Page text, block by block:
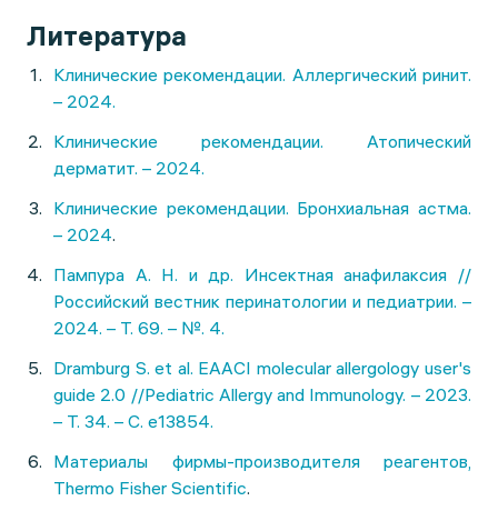
Литература
Клинические рекомендации. Аллергический ринит.
– 2024.
Клинические рекомендации. Атопический
дерматит. – 2024.
Клинические рекомендации. Бронхиальная астма.
– 2024.
Пампура А. Н. и др. Инсектная анафилаксия //
Российский вестник перинатологии и педиатрии. –
2024. – Т. 69. – №. 4.
Dramburg S. et al. EAACI molecular allergology user's
guide 2.0 //Pediatric Allergy and Immunology. – 2023.
– Т. 34. – С. e13854.
Материалы фирмы-производителя реагентов,
Thermo Fisher Scientific.